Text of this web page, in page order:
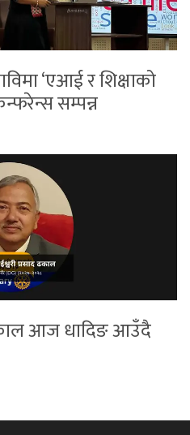
‘एआई र शिक्षाको
सम्पन्न
आज धादिङ आउँदै